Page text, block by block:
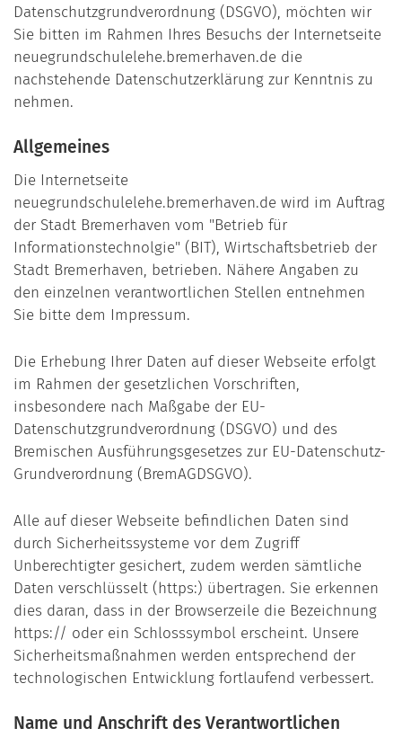
Datenschutzgrundverordnung (DSGVO), möchten wir
Sie bitten im Rahmen Ihres Besuchs der Internetseite
neuegrundschulelehe.bremerhaven.de die
nachstehende Datenschutzerklärung zur Kenntnis zu
nehmen.
Allgemeines
Die Internetseite
neuegrundschulelehe.bremerhaven.de wird im Auftrag
der Stadt Bremerhaven vom "Betrieb für
Informationstechnolgie" (BIT), Wirtschaftsbetrieb der
Stadt Bremerhaven, betrieben. Nähere Angaben zu
den einzelnen verantwortlichen Stellen entnehmen
Sie bitte dem Impressum.
Die Erhebung Ihrer Daten auf dieser Webseite erfolgt
im Rahmen der gesetzlichen Vorschriften,
insbesondere nach Maßgabe der EU-
Datenschutzgrundverordnung (DSGVO) und des
Bremischen Ausführungsgesetzes zur EU-Datenschutz-
Grundverordnung (BremAGDSGVO).
Alle auf dieser Webseite befindlichen Daten sind
durch Sicherheitssysteme vor dem Zugriff
Unberechtigter gesichert, zudem werden sämtliche
Daten verschlüsselt (https:) übertragen. Sie erkennen
dies daran, dass in der Browserzeile die Bezeichnung
https:// oder ein Schlosssymbol erscheint. Unsere
Sicherheitsmaßnahmen werden entsprechend der
technologischen Entwicklung fortlaufend verbessert.
Name und Anschrift des Verantwortlichen